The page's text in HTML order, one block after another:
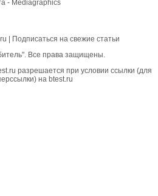
- Mediagraphics
Подписаться на свежие статьи
Все права защищены.
разрешается при условии ссылки (для
на btest.ru